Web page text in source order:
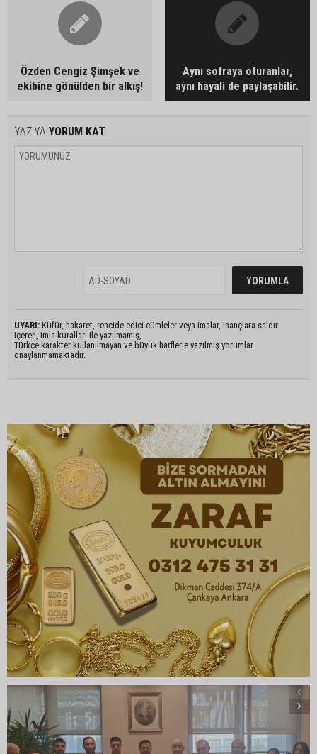
Özden Cengiz Şimşek ve
ekibine gönülden bir alkış!
Aynı sofraya oturanlar,
aynı hayali de paylaşabilir.
YAZIYA YORUM KAT
UYARI: Küfür, hakaret, rencide edici cümleler veya imalar, inançlara saldırı
içeren, imla kuralları ile yazılmamış,
Türkçe karakter kullanılmayan ve büyük harflerle yazılmış yorumlar
onaylanmamaktadır.